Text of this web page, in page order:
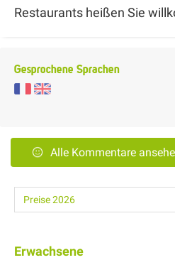
Restaurants heißen Sie
Gesprochene Sprachen
Alle Kommentare
Erwachsene